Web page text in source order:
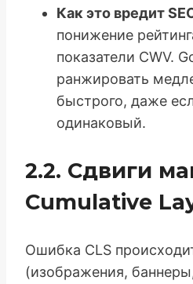
Как это вредит
понижение
показатели CWV.
ранжировать
быстрого, даже
одинаковый.
2.2. Сдвиги
Cumulative
Ошибка CLS
(изображения,